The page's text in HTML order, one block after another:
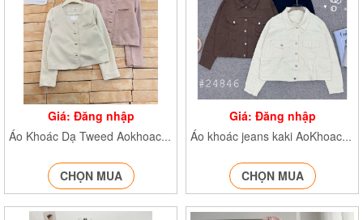
Giá: Đăng nhập
Áo Khoác Dạ Tweed Aokhoacdadaitay684
CHỌN MUA
Giá: Đăng nhập
Áo khoác jeans kaki AoKhoacJean24846
CHỌN MUA